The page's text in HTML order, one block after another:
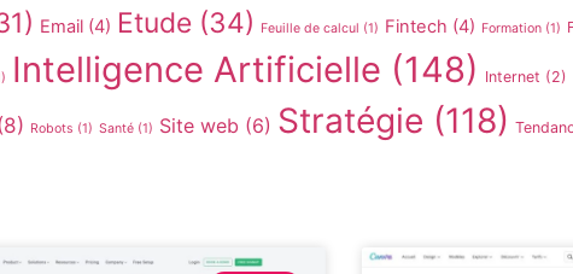
Email (4) Etude (34) Feuille de calcul (1) Fintech (4) Formation (1)
Intelligence Artificielle (148) Internet (2)
Robots (1) Santé (1) Site web (6) Stratégie (118)